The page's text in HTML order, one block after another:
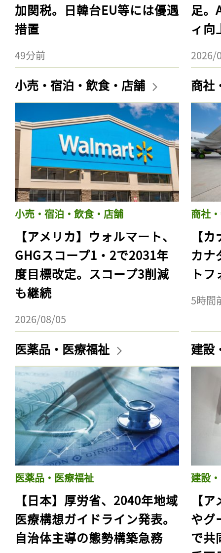
加関税。日韓台EU等には優遇
措置
49分前
足。
ィ向
2026/
小売・宿泊・飲食・店舗
小売・宿泊・飲食・店舗
【アメリカ】ウォルマート、
GHGスコープ1・2で2031年
度目標改定。スコープ3削減
も継続
2026/08/05
商社
商社
【
カナ
ト
5時間
医薬品・医療福祉
医薬品・医療福祉
【日本】厚労省、2040年地域
医療構想ガイドライン発表。
自治体主導の態勢構築急務
建設
建設
【
やグ
で共